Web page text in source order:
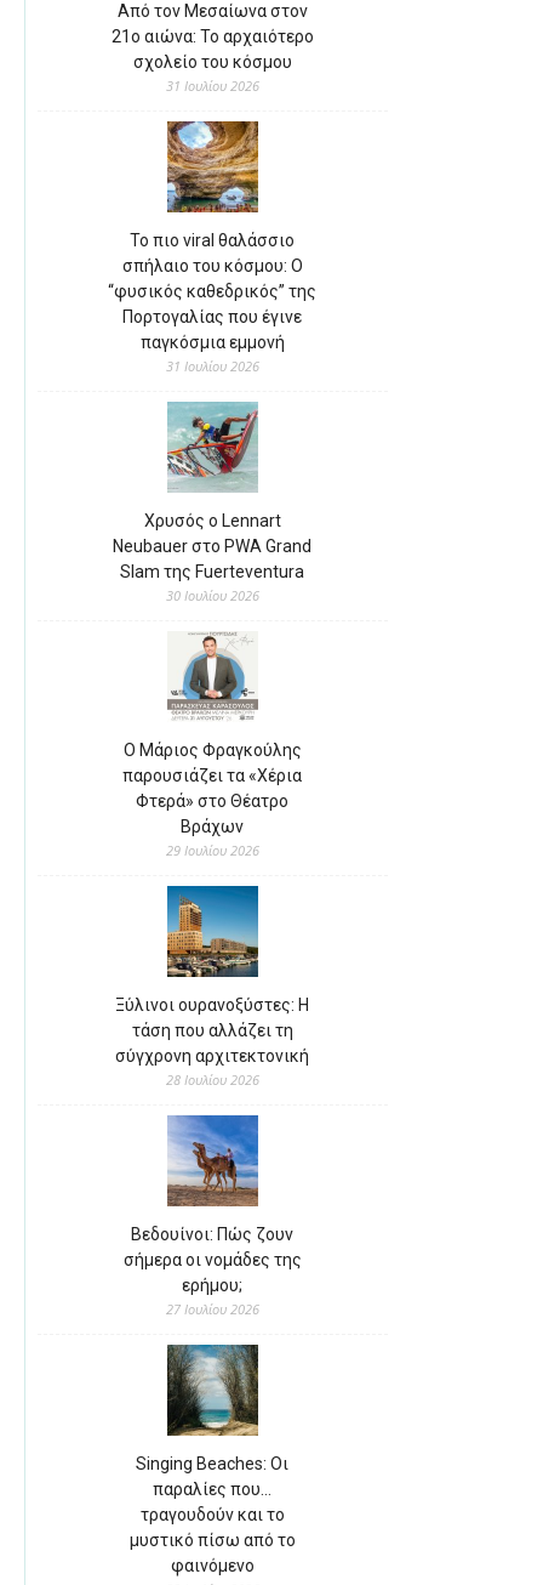
Από τον Μεσαίωνα στον
21ο αιώνα: Το αρχαιότερο
σχολείο του κόσμου
31 Ιουλίου 2026
Το πιο viral θαλάσσιο
σπήλαιο του κόσμου: Ο
“φυσικός καθεδρικός” της
Πορτογαλίας που έγινε
παγκόσμια εμμονή
31 Ιουλίου 2026
Χρυσός ο Lennart
Neubauer στο PWA Grand
Slam της Fuerteventura
30 Ιουλίου 2026
Ο Μάριος Φραγκούλης
παρουσιάζει τα «Χέρια
Φτερά» στο Θέατρο
Βράχων
29 Ιουλίου 2026
Ξύλινοι ουρανοξύστες: Η
τάση που αλλάζει τη
σύγχρονη αρχιτεκτονική
28 Ιουλίου 2026
Βεδουίνοι: Πώς ζουν
σήμερα οι νομάδες της
ερήμου;
27 Ιουλίου 2026
Singing Beaches: Οι
παραλίες που…
τραγουδούν και το
μυστικό πίσω από το
φαινόμενο